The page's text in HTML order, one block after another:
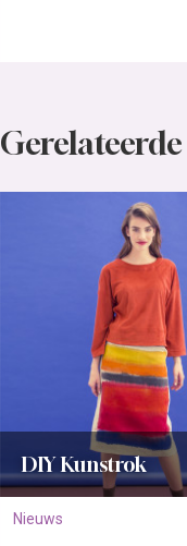
DIY Kunstrok
Nieuws